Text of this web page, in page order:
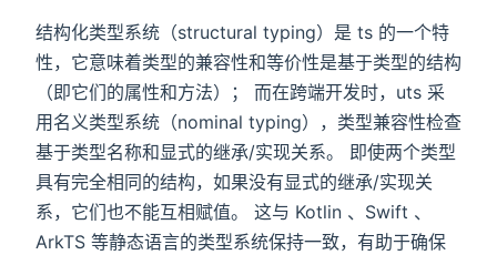
结构化类型系统（structural typing）是 ts 的一个特
性，它意味着类型的兼容性和等价性是基于类型的结构
（即它们的属性和方法）； 而在跨端开发时，uts 采
用名义类型系统（nominal typing），类型兼容性检查
基于类型名称和显式的继承/实现关系。 即使两个类型
具有完全相同的结构，如果没有显式的继承/实现关
系，它们也不能互相赋值。 这与 Kotlin 、Swift 、
ArkTS 等静态语言的类型系统保持一致，有助于确保